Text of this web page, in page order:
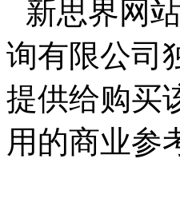
新思界网
询有限公司
提供给购买
用的商业参